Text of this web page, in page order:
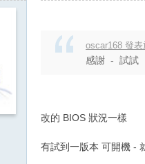
oscar168 發表
感謝 - 試試
改的 BIOS 狀況一樣
有試到一版本 可開機 -